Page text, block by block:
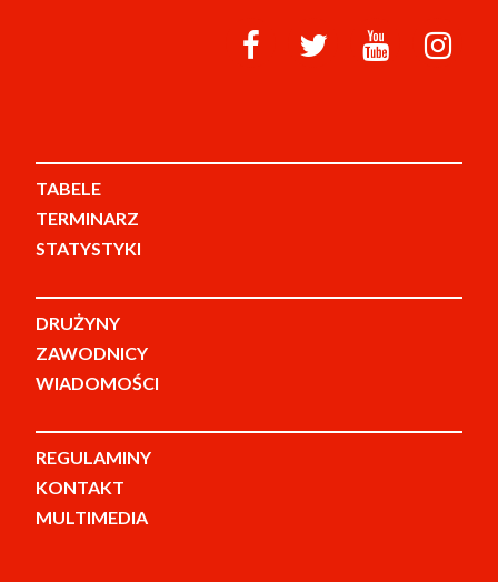
TABELE
TERMINARZ
STATYSTYKI
DRUŻYNY
ZAWODNICY
WIADOMOŚCI
REGULAMINY
KONTAKT
MULTIMEDIA